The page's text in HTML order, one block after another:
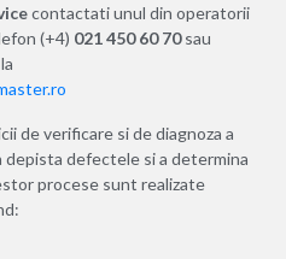
contactati unul din operatorii
(+4) 021 450 60 70sau
de verificare si de diagnoza a
defectele si a determina
procese sunt realizate